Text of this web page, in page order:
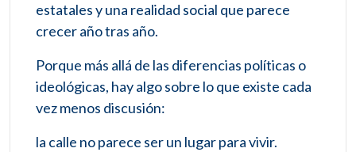
estatales y una realidad social que parece
crecer año tras año.
Porque más allá de las diferencias políticas o
ideológicas, hay algo sobre lo que existe cada
vez menos discusión:
la calle no parece ser un lugar para vivir.